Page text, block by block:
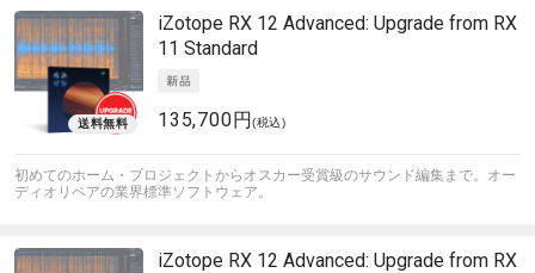
iZotope RX 12 Advanced: Upgrade from RX
11 Standard
135,700円(税込)
初めてのホーム・プロジェクトからオスカー受賞級のサウンド編集まで。オー
ディオリペアの業界標準ソフトウェア。
iZotope RX 12 Advanced: Upgrade from RX